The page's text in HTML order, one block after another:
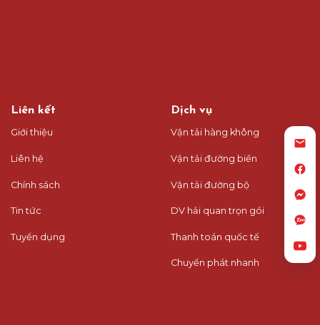
Liên kết
Giới thiệu
Liên hệ
Chính sách
Tin tức
Tuyển dụng
Dịch vụ
Vận tải hàng không
Vận tải đường biển
Vận tải đường bộ
DV hải quan trọn gói
Thanh toán quốc tế
Chuyển phát nhanh